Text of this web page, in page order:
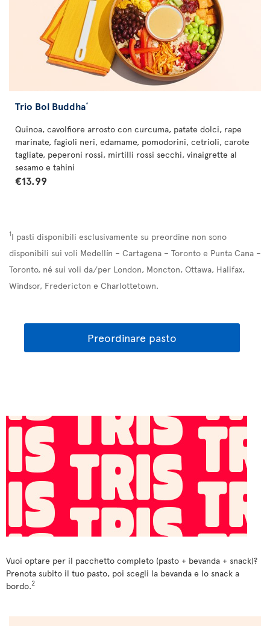
Trio Bol Buddha*
Quinoa, cavolfiore arrosto con curcuma, patate dolci, rape
marinate, fagioli neri, edamame, pomodorini, cetrioli, carote
tagliate, peperoni rossi, mirtilli rossi secchi, vinaigrette al
sesamo e tahini
€13.99
1I pasti disponibili esclusivamente su preordine non sono
disponibili sui voli Medellín – Cartagena – Toronto e Punta Cana –
Toronto, né sui voli da/per London, Moncton, Ottawa, Halifax,
Windsor, Fredericton e Charlottetown.
Preordinare pasto
Vuoi optare per il pacchetto completo (pasto + bevanda + snack)?
Prenota subito il tuo pasto, poi scegli la bevanda e lo snack a
bordo.2